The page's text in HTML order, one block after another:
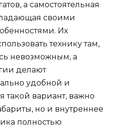
а самостоятельная
своими
Их
технику там,
невозможным, а
делают
удобной и
вариант, важно
но и внутреннее
полностью